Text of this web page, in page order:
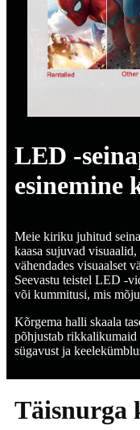
LED -
esinemine
Meie kiriku juhitud
kaasa sujuvad
vähendades visuaalset
Seevastu teistel LED -
või kummitusi, mis
Kõrgema halli skaala
põhjustab rikkalikumaid
sügavust ja
Täisnurga